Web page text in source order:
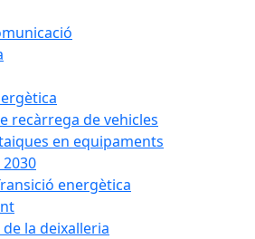
recàrrega de vehicles
en equipaments
energètica
la deixalleria